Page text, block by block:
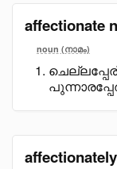
affectionate
noun (നാമം)
affectionately